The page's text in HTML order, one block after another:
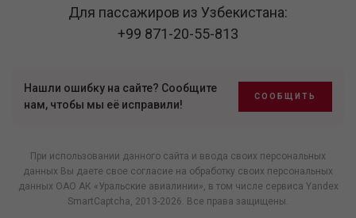
Для пассажиров из Узбекистана:
+99 871-20-55-813
Нашли ошибку на сайте? Сообщите
нам, чтобы мы её исправили!
СООБЩИТЬ
При использовании данного сайта и ввода своих персональных
данных Вы даете свое согласие на обработку своих персональных
данных ОАО АК «Уральские авиалинии», в том числе сервиса Yandex
SmartCaptcha , 2013-2026. Все права защищены.